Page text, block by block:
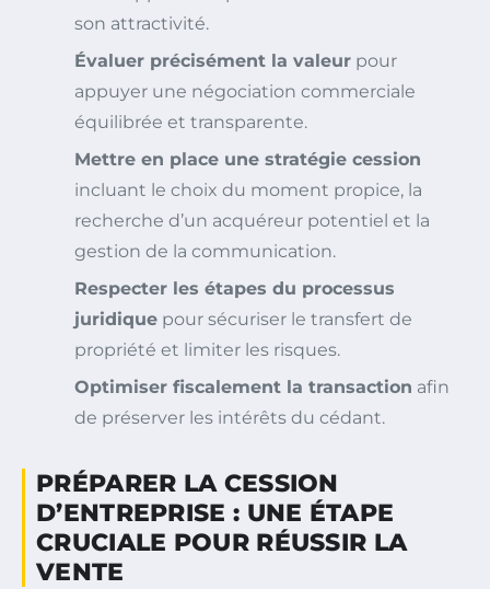
son attractivité.
Évaluer précisément la valeur pour
appuyer une négociation commerciale
équilibrée et transparente.
Mettre en place une stratégie cession
incluant le choix du moment propice, la
recherche d’un acquéreur potentiel et la
gestion de la communication.
Respecter les étapes du processus
juridique pour sécuriser le transfert de
propriété et limiter les risques.
Optimiser fiscalement la transaction afin
de préserver les intérêts du cédant.
PRÉPARER LA CESSION
D’ENTREPRISE : UNE ÉTAPE
CRUCIALE POUR RÉUSSIR LA
VENTE